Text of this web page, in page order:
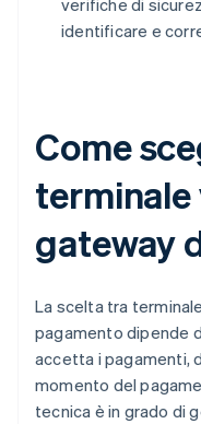
verifiche di
identificare e
Come
gateway
La scelta tra
pagamento dipende
accetta i pagamenti,
momento del
tecnica è in grado di